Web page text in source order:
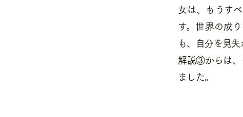
女は、もうす
す。世界の成
も、自分を見失
解説③からは、
ました。